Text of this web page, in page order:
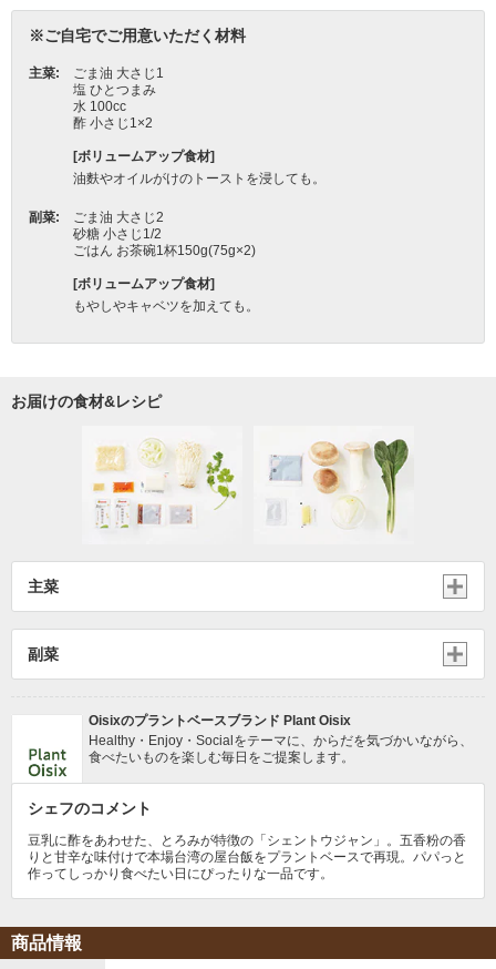
お届けの食材&レシピ
主菜
副菜
Oisixのプラントベースブランド Plant Oisix
Healthy・Enjoy・Socialをテーマに、からだを気づかいながら、
食べたいものを楽しむ毎日をご提案します。
シェフのコメント
豆乳に酢をあわせた、とろみが特徴の「シェントウジャン」。五香粉の香
りと甘辛な味付けで本場台湾の屋台飯をプラントベースで再現。パパっと
作ってしっかり食べたい日にぴったりな一品です。